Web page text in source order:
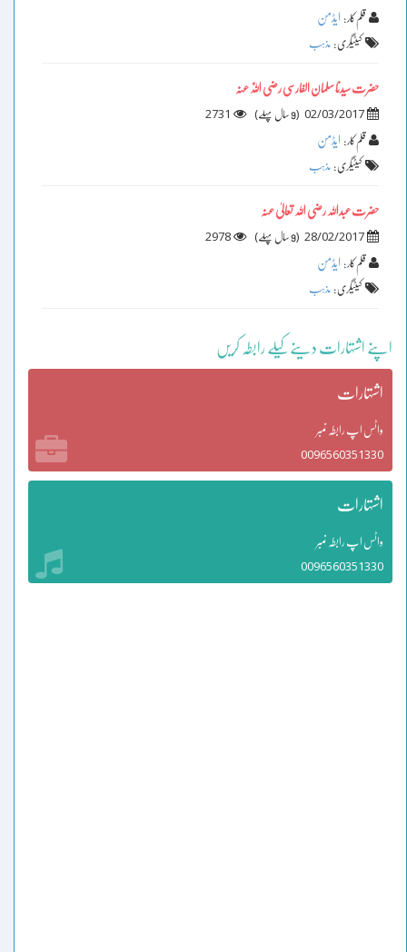
قلم کار : ایڈمن
کیٹیگری : مذہب
حضرت سیدنا سلمان الفارسی رضی اللّٰہ عنہ
02/03/2017
(9 سال پہلے )
2731
قلم کار : ایڈمن
کیٹیگری : مذہب
حضرت عبداللہ رضی اللہ تعالیٰ عنہ
28/02/2017
(9 سال پہلے )
2978
قلم کار : ایڈمن
کیٹیگری : مذہب
اپنے اشتہارات دینے کیلے رابطہ کریں
اشتہارات
واٹس اپ رابطہ نمبر
0096560351330
اشتہارات
واٹس اپ رابطہ نمبر
0096560351330